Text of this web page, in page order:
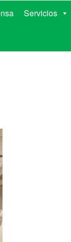
Servicios